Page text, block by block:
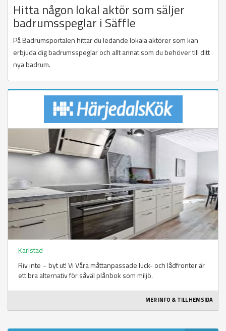
Hitta någon lokal aktör som säljer
badrumsspeglar i Säffle
På Badrumsportalen hittar du ledande lokala aktörer som kan
erbjuda dig badrumsspeglar och allt annat som du behöver till ditt
nya badrum.
Karlstad
Riv inte – byt ut! Vi Våra måttanpassade luck- och lådfronter är
ett bra alternativ för såväl plånbok som miljö.
MER INFO & TILL HEMSIDA